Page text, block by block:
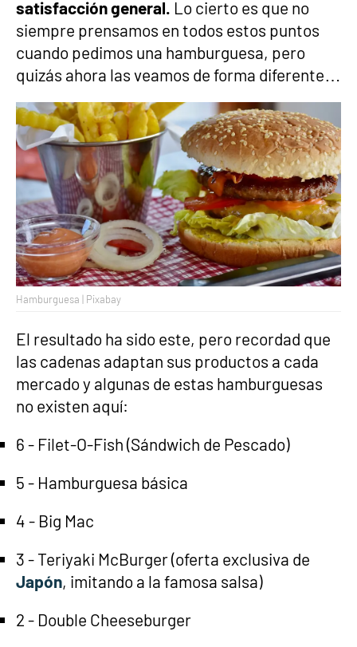
satisfacción general. Lo cierto es que no
siempre prensamos en todos estos puntos
cuando pedimos una hamburguesa, pero
quizás ahora las veamos de forma diferente…
Hamburguesa | Pixabay
El resultado ha sido este, pero recordad que
las cadenas adaptan sus productos a cada
mercado y algunas de estas hamburguesas
no existen aquí:
6 - Filet-O-Fish (Sándwich de Pescado)
5 - Hamburguesa básica
4 - Big Mac
3 - Teriyaki McBurger (oferta exclusiva de
Japón, imitando a la famosa salsa)
2 - Double Cheeseburger